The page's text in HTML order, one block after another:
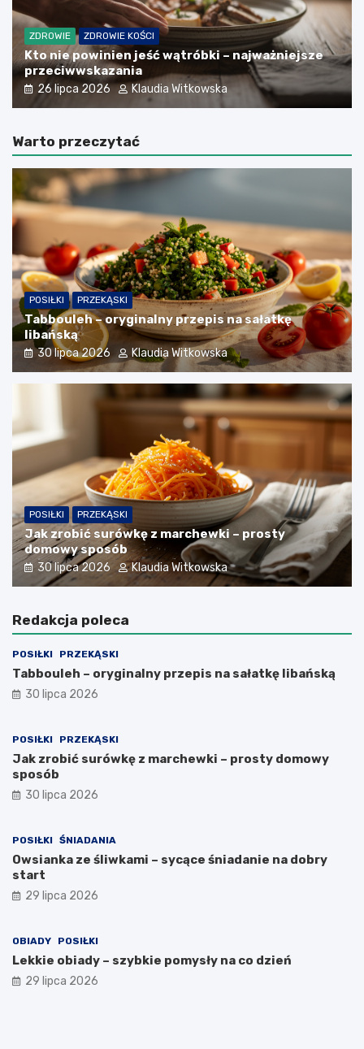
ZDROWIE ZDROWIE KOŚCI
Kto nie powinien jeść wątróbki – najważniejsze
przeciwwskazania
26 lipca 2026 Klaudia Witkowska
Warto przeczytać
POSIŁKI PRZEKĄSKI
Tabbouleh – oryginalny przepis na sałatkę
libańską
30 lipca 2026 Klaudia Witkowska
POSIŁKI PRZEKĄSKI
Jak zrobić surówkę z marchewki – prosty
domowy sposób
30 lipca 2026 Klaudia Witkowska
Redakcja poleca
POSIŁKI PRZEKĄSKI
Tabbouleh – oryginalny przepis na sałatkę libańską
30 lipca 2026
POSIŁKI PRZEKĄSKI
Jak zrobić surówkę z marchewki – prosty domowy
sposób
30 lipca 2026
POSIŁKI ŚNIADANIA
Owsianka ze śliwkami – sycące śniadanie na dobry
start
29 lipca 2026
OBIADY POSIŁKI
Lekkie obiady – szybkie pomysły na co dzień
29 lipca 2026